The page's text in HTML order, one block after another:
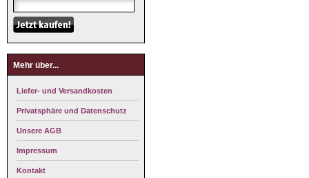
Mehr über...
Liefer- und Versandkosten
Privatsphäre und Datenschutz
Unsere AGB
Impressum
Kontakt